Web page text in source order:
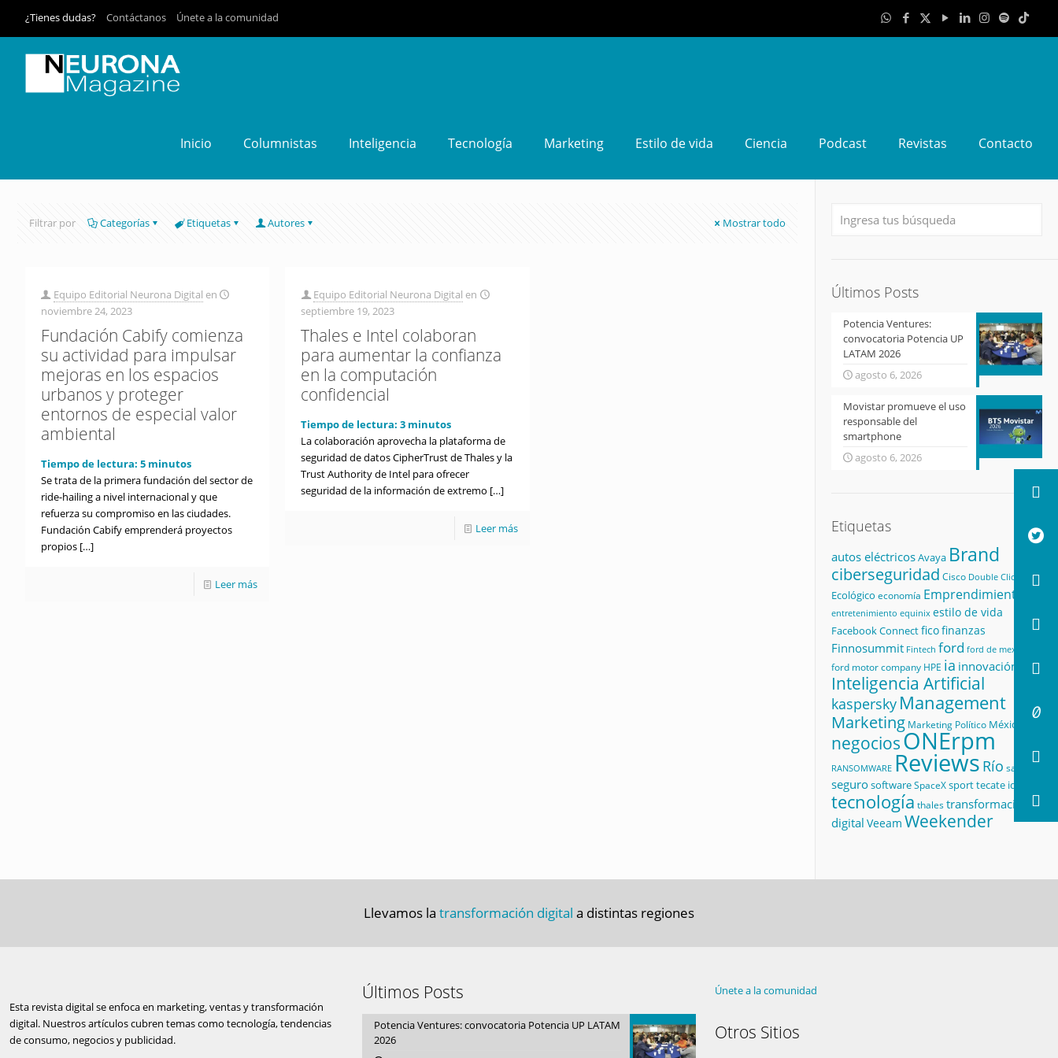
¿Tienes dudas? Contáctanos Únete a la comunidad
Inicio Columnistas Inteligencia Tecnología Marketing Estilo de vida Ciencia Podcast Revistas Contacto
Filtrar por Categorías Etiquetas Autores Mostrar todo
Equipo Editorial Neurona Digital en
noviembre 24, 2023
Fundación Cabify comienza
su actividad para impulsar
mejoras en los espacios
urbanos y proteger
entornos de especial valor
ambiental
Tiempo de lectura: 5 minutos
Se trata de la primera fundación del sector de
ride-hailing a nivel internacional y que
refuerza su compromiso en las ciudades.
Fundación Cabify emprenderá proyectos
propios[…]
Leer más
Equipo Editorial Neurona Digital en
septiembre 19, 2023
Thales e Intel colaboran
para aumentar la confianza
en la computación
confidencial
Tiempo de lectura:3 minutos
La colaboración aprovecha la plataforma de
seguridad de datos CipherTrust de Thales y la
Trust Authority de Intel para ofrecer
seguridad de la información de extremo […]
Leer más
Últimos Posts
Potencia Ventures:
convocatoria Potencia UP
LATAM 2026
agosto 6, 2026
Movistar promueve el uso
responsable del
smartphone
agosto 6, 2026
Etiquetas
autos eléctricosAvaya Brand
ciberseguridad Cisco Double Click
Ecológico economía Emprendimiento
entretenimiento equinix estilo de vida
Facebook Connectficofinanzas
Finnosummit Fintech ford ford de mexico
ford motor company HPE ia innovación
Inteligencia Artificial
kaspersky Management
Marketing Marketing Político México
negociosONErpm
RANSOMWARE Reviews Río salud
segurosoftwareSpaceXsporttecate id
tecnología thalestransformación
digital Veeam Weekender
Llevamos la transformación digital a distintas regiones
Esta revista digital se enfoca en marketing, ventas y transformación
digital. Nuestros artículos cubren temas como tecnología, tendencias
de consumo, negocios y publicidad.
Últimos Posts
Potencia Ventures: convocatoria Potencia UP LATAM
2026
Únete a la comunidad
Otros Sitios